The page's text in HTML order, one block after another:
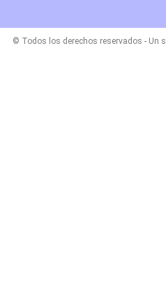
© Todos los derechos reservados - Un